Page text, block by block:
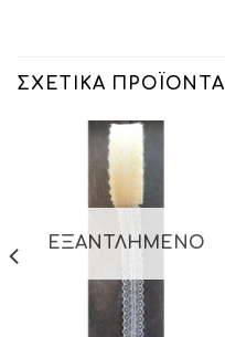
ΣΧΕΤΙΚΆ ΠΡΟΪΌΝΤΑ
ΕΞΑΝΤΛΗΜΈΝΟ